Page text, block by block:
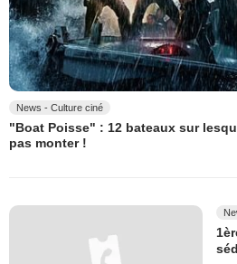
News - Culture ciné
"Boat Poisse" : 12 bateaux sur
pas monter !